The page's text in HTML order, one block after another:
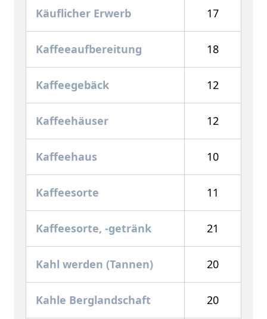
Käuflicher Erwerb 17
Kaffeeaufbereitung 18
Kaffeegebäck 12
Kaffeehäuser 12
Kaffeehaus 10
Kaffeesorte 11
Kaffeesorte, -getränk 21
Kahl werden (Tannen) 20
Kahle Berglandschaft 20